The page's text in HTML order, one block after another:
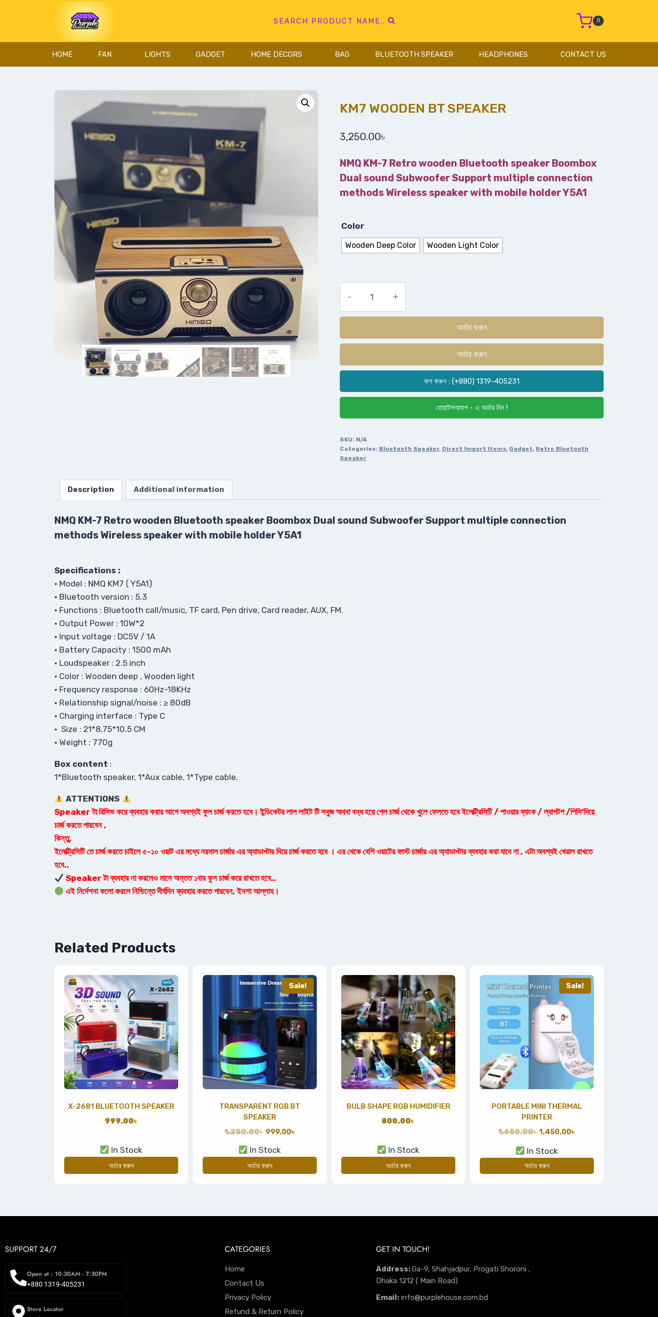
SEARCH PRODUCT NAME.. 0
HOME FAN LIGHTS GADGET HOME DECORS BAG BLUETOOTH SPEAKER HEADPHONES CONTACT US
KM7 WOODEN BT SPEAKER
3,250.00৳
NMQ KM-7 Retro wooden Bluetooth speaker Boombox
Dual sound Subwoofer Support multiple connection
methods Wireless speaker with mobile holder Y5A1
Color
Wooden Deep Color Wooden Light Color
অর্ডার করুন
অর্ডার করুন
কল করুন : (+880) 1319-405231
হোয়াটসঅ্যাপ - এ অর্ডার দিন !
SKU: N/A
Categories: Bluetooth Speaker, Direct Import Items, Gadget, Retro Bluetooth
Speaker
Description Additional information
NMQ KM-7 Retro wooden Bluetooth speaker Boombox Dual sound Subwoofer Support multiple connection
methods Wireless speaker with mobile holder Y5A1
Specifications :
• Model : NMQ KM7 ( Y5A1)
• Bluetooth version : 5.3
• Functions : Bluetooth call/music, TF card, Pen drive, Card reader, AUX, FM.
• Output Power : 10W*2
• Input voltage : DC5V / 1A
• Battery Capacity : 1500 mAh
• Loudspeaker : 2.5 inch
• Color : Wooden deep , Wooden light
• Frequency response : 60Hz-18KHz
• Relationship signal/noise : ≥ 80dB
• Charging interface : Type C
• Size : 21*8.75*10.5 CM
• Weight : 770g
Box content :
1*Bluetooth speaker, 1*Aux cable, 1*Type cable.
ATTENTIONS
Speaker টা রিসিভ করে ব্যবহার করার আগে অবশ্যই ফুল চার্জ করতে হবে। ইন্ডিকেটর লাল লাইট টি সবুজ অথবা বন্ধ হয়ে গেল চার্জ থেকে খুলে ফেলতে হবে ইলেক্ট্রিসিটি / পাওয়ার ব্যাংক / ল্যাপটপ /পিসি’দিয়ে
চার্জ করতে পারবেন ,
কিন্তু,
ইলেক্ট্রিসিটি তে চার্জ করতে চাইলে ৫-১০ ওয়াট এর মধ্যে নরমাল চার্জার এর অ্যাডাপ্টার দিয়ে চার্জ করতে হবে । এর থেকে বেশি ওয়াটের ফাস্ট চার্জার এর অ্যাডাপ্টার ব্যবহার করা যাবে না , এটা অবশ্যই খেয়াল রাখতে
হবে..
Speaker টা ব্যবহার না করলেও মাসে অন্তত ১বার ফুল চার্জ করে রাখতে হবে..
এই নির্দেশনা ফলো করলে নিশ্চিন্তে দীর্ঘদিন ব্যবহার করতে পারবেন, ইনশা আল্লাহ।
Related Products
X-2681 BLUETOOTH SPEAKER
999.00৳
In Stock
অর্ডার করুন
Sale!
TRANSPARENT RGB BT
SPEAKER
1,250.00৳ 999.00৳
In Stock
অর্ডার করুন
BULB SHAPE RGB HUMIDIFIER
800.00৳
In Stock
অর্ডার করুন
Sale!
PORTABLE MINI THERMAL
PRINTER
1,650.00৳1,450.00৳
In Stock
অর্ডার করুন
SUPPORT 24/7
Open at : 10:30AM - 7:30PM
+880 1319-405231
Store Locator
CATEGORIES
Home
Contact Us
Privacy Policy
Refund & Return Policy
GET IN TOUCH!
Address:Ga-9, Shahjadpur, Progati Shoroni ,
Dhaka 1212 ( Main Road)
Email:info@purplehouse.com.bd